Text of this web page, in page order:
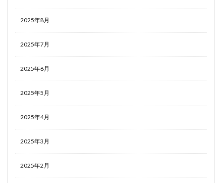
2025年8月
2025年7月
2025年6月
2025年5月
2025年4月
2025年3月
2025年2月